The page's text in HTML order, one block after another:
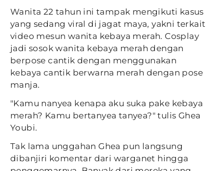
Wanita 22 tahun ini tampak mengikuti kasus
yang sedang viral di jagat maya, yakni terkait
video mesun wanita kebaya merah. Cosplay
jadi sosok wanita kebaya merah dengan
berpose cantik dengan menggunakan
kebaya cantik berwarna merah dengan pose
manja.
"Kamu nanyea kenapa aku suka pake kebaya
merah? Kamu bertanyea tanyea?" tulis Ghea
Youbi.
Tak lama unggahan Ghea pun langsung
dibanjiri komentar dari warganet hingga